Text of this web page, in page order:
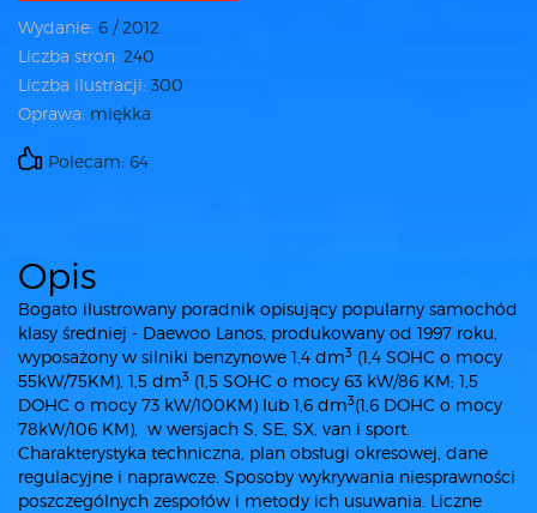
Wydanie: 6 / 2012
Liczba stron: 240
Liczba ilustracji: 300
Oprawa: miękka
Polecam: 64
Opis
Bogato ilustrowany poradnik opisujący popularny samochód
klasy średniej - Daewoo Lanos, produkowany od 1997 roku,
wyposażony w silniki benzynowe 1,4 dm3 (1,4 SOHC o mocy
55kW/75KM), 1,5 dm3 (1,5 SOHC o mocy 63 kW/86 KM; 1,5
DOHC o mocy 73 kW/100KM) lub 1,6 dm3(1,6 DOHC o mocy
78kW/106 KM), w wersjach S, SE, SX, van i sport.
Charakterystyka techniczna, plan obsługi okresowej, dane
regulacyjne i naprawcze. Sposoby wykrywania niesprawności
poszczególnych zespołów i metody ich usuwania. Liczne